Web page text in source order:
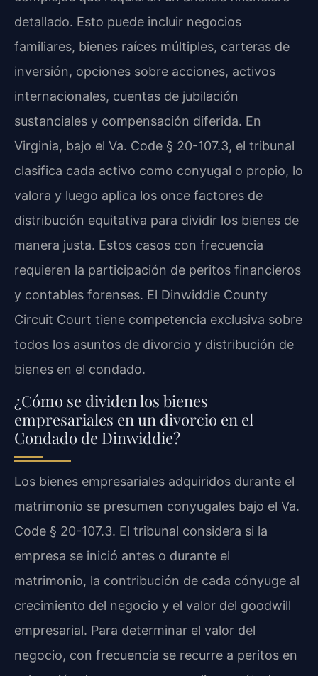
detallado. Esto puede incluir negocios
familiares, bienes raíces múltiples, carteras de
inversión, opciones sobre acciones, activos
internacionales, cuentas de jubilación
sustanciales y compensación diferida. En
Virginia, bajo el Va. Code § 20-107.3, el tribunal
clasifica cada activo como conyugal o propio, lo
valora y luego aplica los once factores de
distribución equitativa para dividir los bienes de
manera justa. Estos casos con frecuencia
requieren la participación de peritos financieros
y contables forenses. El Dinwiddie County
Circuit Court tiene competencia exclusiva sobre
todos los asuntos de divorcio y distribución de
bienes en el condado.
¿Cómo se dividen los bienes
empresariales en un divorcio en el
Condado de Dinwiddie?
Los bienes empresariales adquiridos durante el
matrimonio se presumen conyugales bajo el Va.
Code § 20-107.3. El tribunal considera si la
empresa se inició antes o durante el
matrimonio, la contribución de cada cónyuge al
crecimiento del negocio y el valor del goodwill
empresarial. Para determinar el valor del
negocio, con frecuencia se recurre a peritos en